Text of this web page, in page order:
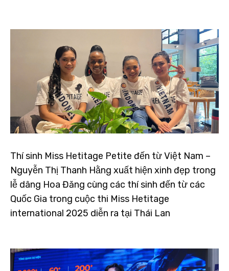
Thí sinh Miss Hetitage Petite đến từ Việt Nam –
Nguyễn Thị Thanh Hằng xuất hiện xinh đẹp trong
lễ dâng Hoa Đăng cùng các thí sinh đến từ các
Quốc Gia trong cuộc thi Miss Hetitage
international 2025 diễn ra tại Thái Lan